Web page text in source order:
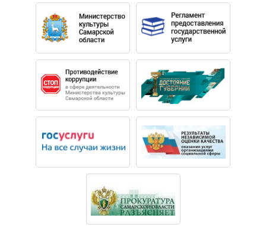
ансамблях, в том числе в квинтете Conoro Quintet,
ансамбле старинной музыки Alta Capella, норвежском
ансамбле современной музыки Arktisk Sinfonietta.
В 2009-2018 годах Анастасия сотрудничала с
Государственным академическим камерным
оркестром России, в 2009–2012 – солистка камерного
оркестра Veritas, в 2012–2018 гг.– оркестра
Музыкального театра имени Станиславского и
Немировича-Данченко.
С апреля 2018 года – солистка оркестра Мариинского